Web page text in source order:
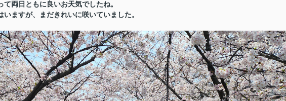
両日ともに良いお天気でしたね。
ますが、まだきれいに咲いていました。